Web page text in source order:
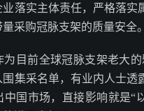
落实主体责任，严格落实
采购冠脉支架的质量安全。
为目前全球冠脉支架老大
集采名单，有业内人士透
中国市场，直接影响就是“